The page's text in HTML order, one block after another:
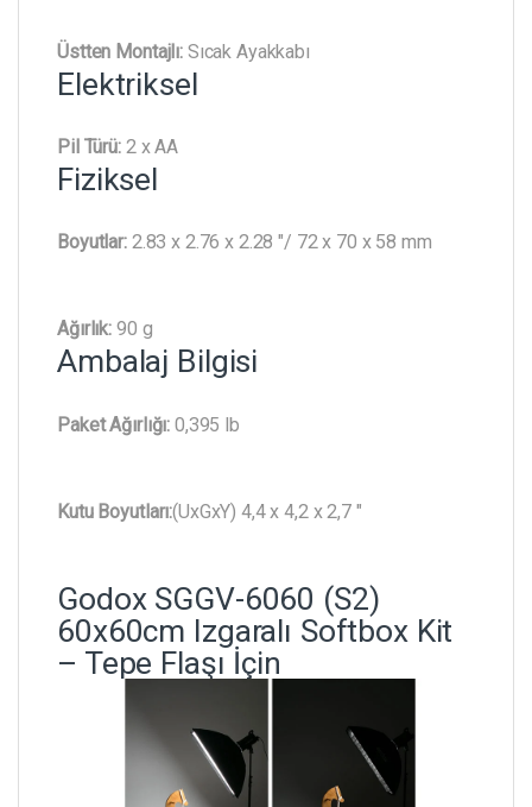
Üstten Montajlı:Sıcak Ayakkabı
Elektriksel
Pil Türü:2 x AA
Fiziksel
Boyutlar:2.83 x 2.76 x 2.28 "/ 72 x 70 x 58 mm
Ağırlık: 90 g
Ambalaj Bilgisi
Paket Ağırlığı: 0,395 lb
Kutu Boyutları:(UxGxY) 4,4 x 4,2 x 2,7 "
Godox SGGV-6060 (S2)
60x60cm Izgaralı Softbox Kit
– Tepe Flaşı İçin